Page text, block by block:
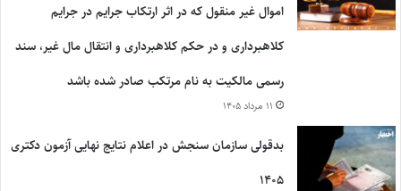
اموال غیر منقول که در اثر ارتکاب جرایم در جرایم
کلاهبرداری و در حکم کلاهبرداری و انتقال مال غیر، سند
رسمی مالکیت به نام مرتکب صادر شده باشد
۱۱ مرداد ۱۴۰۵
بدقولی سازمان سنجش در اعلام نتایج نهایی آزمون دکتری
۱۴۰۵